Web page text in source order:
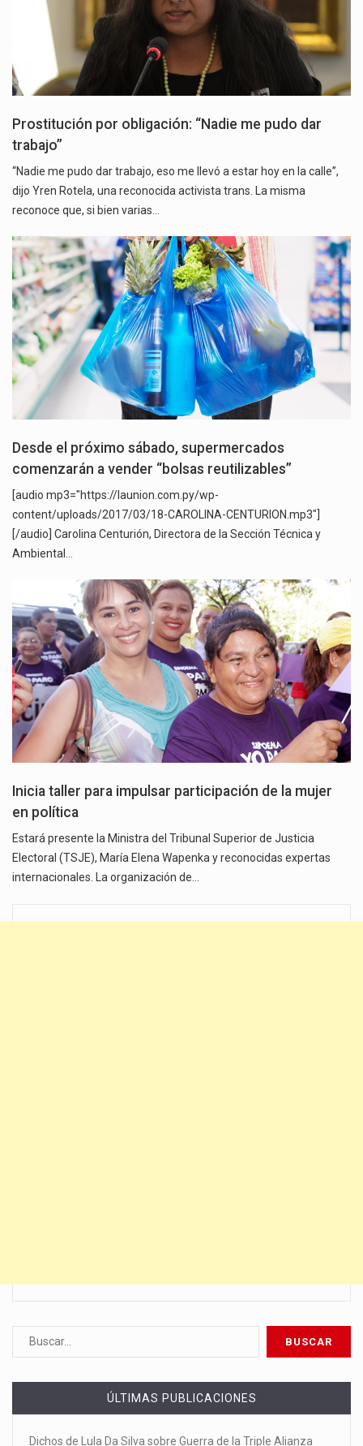
Prostitución por obligación: “Nadie me pudo dar
trabajo”
“Nadie me pudo dar trabajo, eso me llevó a estar hoy en la calle”,
dijo Yren Rotela, una reconocida activista trans. La misma
reconoce que, si bien varias…
Desde el próximo sábado, supermercados
comenzarán a vender “bolsas reutilizables”
[audio mp3="https://launion.com.py/wp-
content/uploads/2017/03/18-CAROLINA-CENTURION.mp3"]
[/audio] Carolina Centurión, Directora de la Sección Técnica y
Ambiental…
Inicia taller para impulsar participación de la mujer
en política
Estará presente la Ministra del Tribunal Superior de Justicia
Electoral (TSJE), María Elena Wapenka y reconocidas expertas
internacionales. La organización de…
ÚLTIMAS PUBLICACIONES
Dichos de Lula Da Silva sobre Guerra de la Triple Alianza